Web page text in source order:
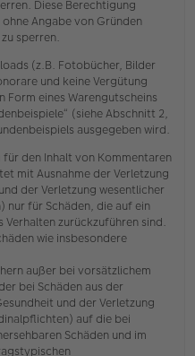
Diese Berechtigung
Angabe von Gründen
sperren.
(z.B. Fotobücher, Bilder
und keine Vergütung
Form eines Warengutscheins
(siehe Abschnitt 2,
ausgegeben wird.
für den Inhalt von Kommentaren
mit Ausnahme der Verletzung
der Verletzung wesentlicher
für Schäden, die auf ein
zurückzuführen sind.
wie insbesondere
außer bei vorsätzlichem
bei Schäden aus der
und der Verletzung
auf die bei
Schäden und im